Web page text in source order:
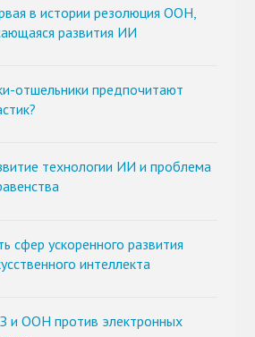
в истории резолюция ООН,
развития ИИ
отшельники предпочитают
технологии ИИ и проблема
сфер ускоренного развития
интеллекта
и ООН против электронных